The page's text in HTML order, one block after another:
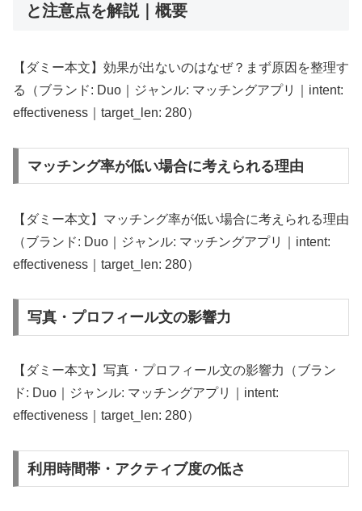
と注意点を解説｜概要
【ダミー本文】効果が出ないのはなぜ？まず原因を整理す
る（ブランド: Duo｜ジャンル: マッチングアプリ｜intent:
effectiveness｜target_len: 280）
マッチング率が低い場合に考えられる理由
【ダミー本文】マッチング率が低い場合に考えられる理由
（ブランド: Duo｜ジャンル: マッチングアプリ｜intent:
effectiveness｜target_len: 280）
写真・プロフィール文の影響力
【ダミー本文】写真・プロフィール文の影響力（ブラン
ド: Duo｜ジャンル: マッチングアプリ｜intent:
effectiveness｜target_len: 280）
利用時間帯・アクティブ度の低さ